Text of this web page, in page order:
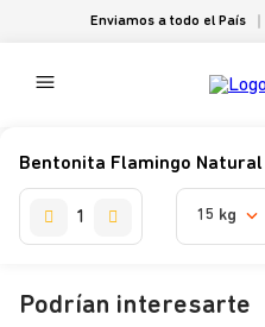
Enviamos a todo el País
Bentonita Flamingo Natural
15 kg
Podrían interesarte